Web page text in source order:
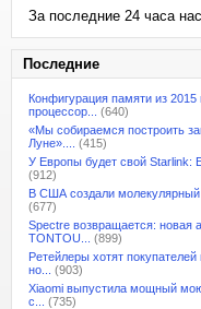
За последние 24 часа
Последние
Конфигурация памяти из 2015
процессор...
(640)
«Мы собираемся построить
Луне»....
(415)
У Европы будет свой Starlink:
(912)
В США создали молекулярный
(677)
Spectre возвращается: новая
TONTOU...
(899)
Ретейлеры хотят покупателей
но...
(903)
Xiaomi выпустила мощный
с...
(735)